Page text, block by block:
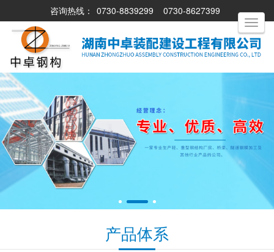
咨询热线： 0730-8839299 0730-8627399
产品体系
Toggle